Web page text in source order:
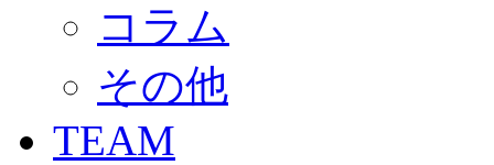
2026/27 パートナー企業
パートナー募集
クラブ情報
サステナビリティ
Web制作支援
応援プロジェクト
コラム
その他
TEAM